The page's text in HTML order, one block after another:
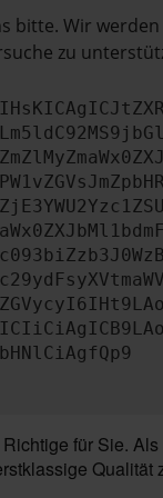
bitte. Wir
zu
für Sie.
Qualität